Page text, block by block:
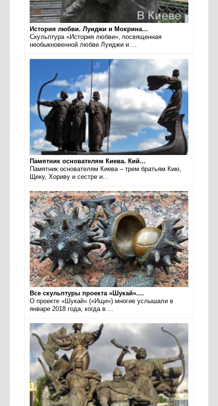
История любви. Луиджи и Мокрина...
Скульптура «История любви», посвященная
необыкновенной любви Луиджи и ...
Памятник основателям Киева. Кий...
Памятник основателям Киева – трем братьям Кию,
Щеку, Хориву и сестре и...
Все скульптуры проекта «Шукай»....
О проекте «Шукай» («Ищи») многие услышали в
январе 2018 года, когда в ...